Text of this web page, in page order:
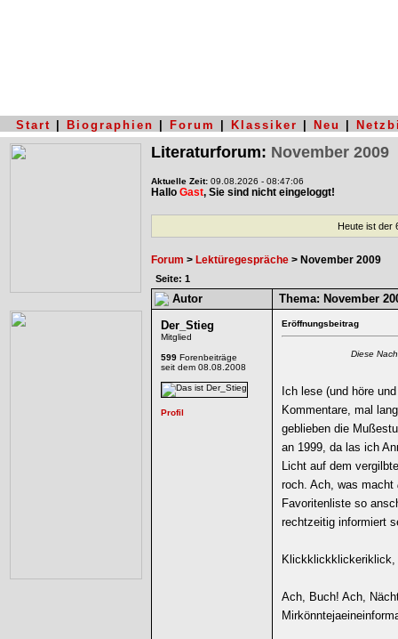
Start Biographien Forum Klassiker Neu
Literaturforum: November 2009
Aktuelle Zeit: 09.08.2026 - 08:47:06
Hallo Gast, Sie sind nicht eingeloggt!
Heute ist der
Forum > Lektüregespräche > November 2009
Seite: 1
Autor Thema: November
Der_Stieg
Mitglied
599 Forenbeiträge
seit dem 08.08.2008
Eröffnungsbeitrag
Diese
Ich lese (und höre
Kommentare, mal
geblieben die
an 1999, da las ich
Licht auf dem
roch. Ach, was macht
Favoritenliste so
rechtzeitig informiert
Ach, Buch! Ach,